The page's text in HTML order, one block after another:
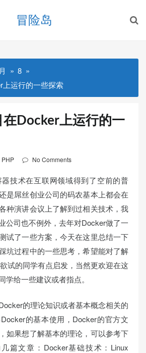
冒险岛
8
运行的一些探索
在Docker上运行的一
PHP No Comments
技术在互联网领域得到了空前的普
是屌丝创业公司的码农基本上都会在
种演讲会议上了解到过相关技术，我
公司也不例外，去年对Docker做了一
试了一些方案，今天在这里总结一下
坑过程中的一些思考，希望能对了解
试的同学有点启发，当然更欢迎在这
学给一些建议或者指点。
的理论知识或者基本概念相关的
的基本使用，Docker的官方文
如果想了解基本的理论，可以参考下
篇文章：Docker基础技术：Linux